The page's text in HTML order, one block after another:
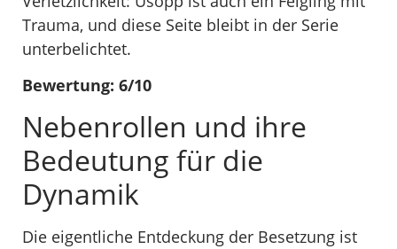
Trauma, und diese Seite bleibt in der Serie
unterbelichtet.
Bewertung: 6/10
Nebenrollen und ihre
Bedeutung für die
Dynamik
Die eigentliche Entdeckung der Besetzung ist